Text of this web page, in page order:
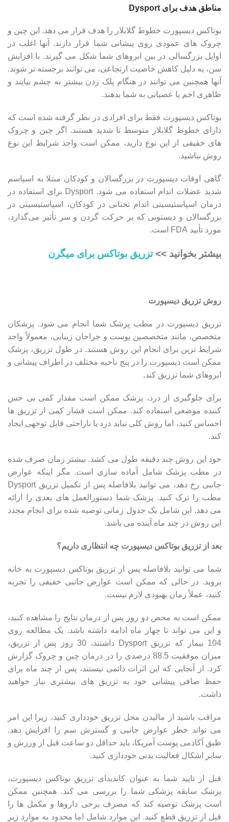
مناطق هدف برای Dysport
بوتاکس دیسپورت خطوط گلابلار را هدف قرار می دهد. این چین و
چروک های عمودی روی پیشانی شما قرار دارند. آنها اغلب در
اوایل بزرگسالی در بین ابروهای شما شکل می گیرند. با افزایش
سن، به دلیل کاهش خاصیت ارتجاعی، می توانند برجسته تر شوند.
آنها همچنین می توانند در هنگام پلک زدن بیشتر به چشم بیایند و
ظاهری اخم یا عصبانی به شما بدهند.
بوتاکس دیسپورت فقط برای افرادی در نظر گرفته شده است که
دارای خطوط گلابلار متوسط ​​تا شدید هستند. اگر چین و چروک
های خفیفی از این نوع دارید، ممکن است واجد شرایط این نوع
روش نباشید.
گاهی اوقات دیسپورت در بزرگسالان و کودکان مبتلا به اسپاسم
شدید عضلات اندام استفاده می شود. Dysport برای استفاده در
درمان اسپاستیسیتی اندام تحتانی در کودکان، اسپاستیسیتی در
بزرگسالان و دیستونی که بر حرکت گردن و سر تأثیر می‌گذارد،
مورد تأیید FDA است.
بیشتر بخوانید >>تزریق بوتاکس برای میگرن
روش تزریق دیسپورت
تزریق دیسپورت در مطب پزشک شما انجام می شود. پزشکان
متخصص، مانند متخصصین پوست و جراحان زیبایی، معمولاً واجد
شرایط ترین برای انجام این روش هستند. در طول تزریق، پزشک
ممکن است دیسپورت را در پنج ناحیه مختلف در اطراف پیشانی و
ابروهای شما تزریق کند.
برای جلوگیری از درد، پزشک ممکن است مقدار کمی بی حس
کننده موضعی استفاده کند. ممکن است فشار کمی از تزریق ها
احساس کنید، اما روش کلی نباید درد یا ناراحتی قابل توجهی ایجاد
کند.
خود این روش چند دقیقه طول می کشد. بیشتر زمان صرف شده
در مطب پزشک شامل آماده سازی است. مگر اینکه عوارض
جانبی رخ دهد، می توانید بلافاصله پس از تکمیل تزریق Dysport
مطب را ترک کنید. پزشک شما دستورالعمل های بعدی را ارائه
می دهد. این شامل یک جدول زمانی توصیه شده برای انجام مجدد
این روش در چند ماه آینده می باشد.
بعد از تزریق بوتاکس دیسپورت چه انتظاری داریم؟
شما می توانید بلافاصله پس از تزریق بوتاکس دیسپورت به خانه
بروید. در حالی که ممکن است عوارض جانبی خفیفی را تجربه
کنید، عملاً زمان بهبودی لازم نیست.
ممکن است به محض دو روز پس از درمان نتایج را مشاهده کنید،
و این می تواند تا چهار ماه ادامه داشته باشد. یک مطالعه روی
104 بیمار که تزریق Dysport داشتند، 30 روز پس از تزریق،
میزان موفقیت 88.5 درصدی را در درمان چین و چروک گزارش
کرد. از آنجایی که این اثرات دائمی نیستند، پس از چند ماه برای
حفظ صافی پیشانی خود به تزریق های بیشتری نیاز خواهید
داشت.
مراقب باشید از مالیدن محل تزریق خودداری کنید، زیرا این امر
می تواند خطر عوارض جانبی و گسترش سم را افزایش دهد.
طبق آکادمی پوست آمریکا، باید حداقل دو ساعت قبل از ورزش و
سایر اشکال فعالیت بدنی خودداری کنید.
قبل از تایید شما به عنوان کاندیدای تزریق بوتاکس دیسپورت،
پزشک سابقه پزشکی شما را بررسی می کند. همچنین ممکن
است پزشک توصیه کند که مصرف برخی داروها و مکمل ها را
قبل از تزریق قطع کنید. این موارد شامل اما محدود به موارد زیر